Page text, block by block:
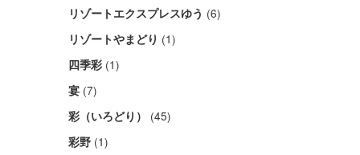
リゾートエクスプレスゆう (6)
リゾートやまどり (1)
四季彩 (1)
宴 (7)
彩（いろどり） (45)
彩野 (1)